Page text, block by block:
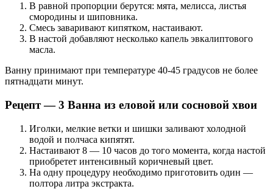
В равной пропорции берутся: мята, мелисса, листья
смородины и шиповника.
Смесь заваривают кипятком, настаивают.
В настой добавляют несколько капель эвкалиптового
масла.
Ванну принимают при температуре 40-45 градусов не более
пятнадцати минут.
Рецепт — 3 Ванна из еловой или сосновой хвои
Иголки, мелкие ветки и шишки заливают холодной
водой и полчаса кипятят.
Настаивают 8 — 10 часов до того момента, когда настой
приобретет интенсивный коричневый цвет.
На одну процедуру необходимо приготовить один —
полтора литра экстракта.